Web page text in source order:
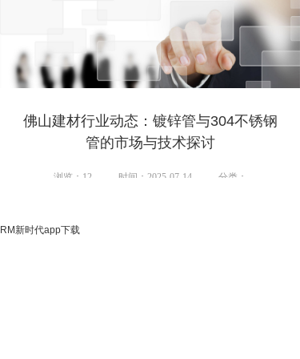
佛山建材行业动态：镀锌管与304不锈钢
管的市场与技术探讨
浏览：12 时间：2025-07-14 分类：
RM新时代app下载